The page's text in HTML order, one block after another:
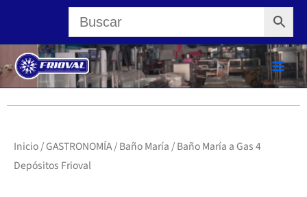
contenido
Inicio/GASTRONOMÍA/Baño María/ Baño María a Gas 4
Depósitos Frioval